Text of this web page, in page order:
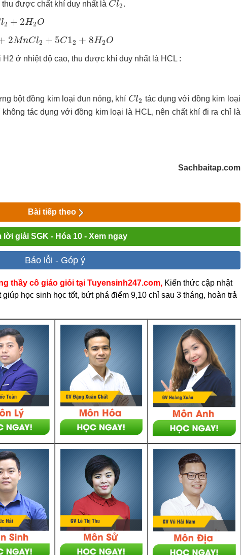
thu được chất khí duy nhất là Cl2.
l2 + 2H2O
O
2MnCl2 + 5C12 + 8H2O
n Cl2+5C1 + 8H2
ở nhiệt độ cao, thu được khí duy nhất là HCL :
bột đồng kim loại đun nóng, khí Cl2
Cl2
tác dụng với đồng kim loại
tác dụng với đồng kim loại là HCL, nên chất khí đi ra chỉ là
Sachbaitap.com
Bài tiếp theo
lời giải SGK - Hóa 10 - Xem ngay
Báo lỗi - Góp ý
thầy cô giáo giỏi tại Tuyensinh247.com,Kiến thức cập nhật
học sinh học tốt, bứt phá điểm 9,10 chỉ sau 3 tháng, hoàn trả